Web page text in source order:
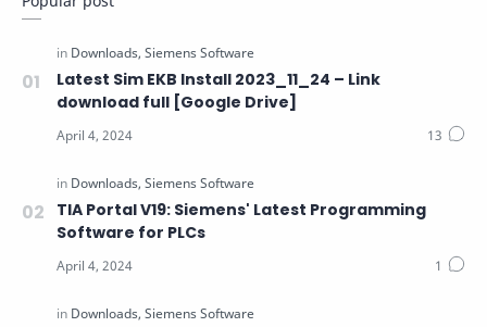
Latest Sim EKB Install 2023_11_24 – Link
download full [Google Drive]
TIA Portal V19: Siemens' Latest Programming
Software for PLCs